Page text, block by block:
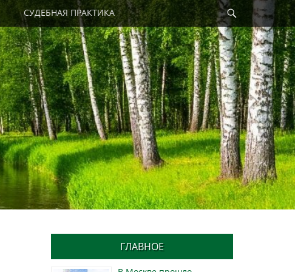
СУДЕБНАЯ ПРАКТИКА
Найти
ГЛАВНОЕ